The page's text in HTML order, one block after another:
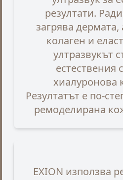
резултати.
загрява
колаген и
ултразвукът
естествения
хиалуронова
Резултатът е по-
ремоделирана
EXION използва